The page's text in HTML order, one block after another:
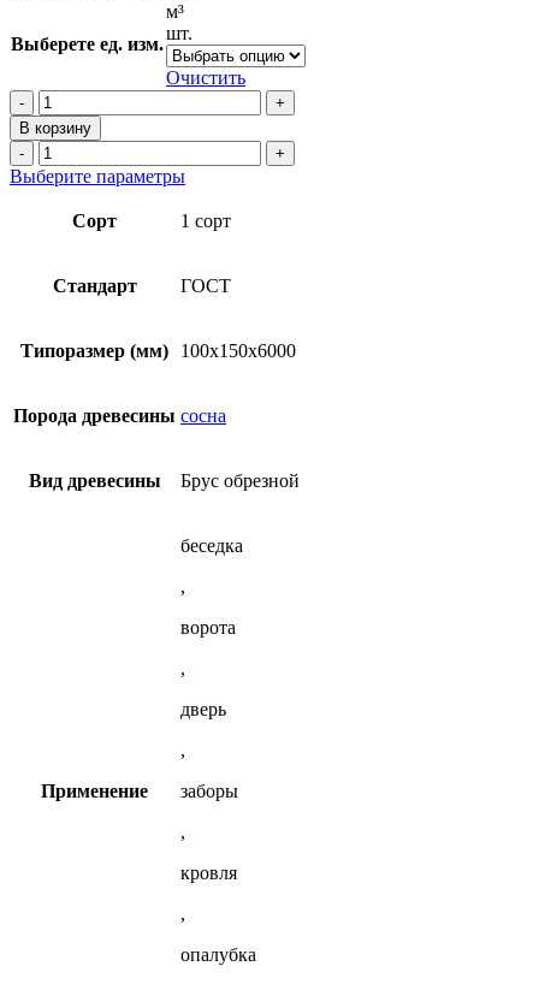
500₽
–
17
500₽
Выберете ед. изм.
м³
шт.
Очистить
Количество
товара
Брус
обрезной
100х150х6000
сосны
В корзину
Количество
товара
Брус
обрезной
100х150х6000
сосны
(ГОСТ)
Выберите параметрыЭтот
имеет
Опции
на
Сорт 1 сорт
Стандарт ГОСТ
Типоразмер (мм) 100x150x6000
Порода древесины сосна
Вид древесины Брус обрезной
Применение
беседка
,
ворота
,
дверь
,
заборы
,
кровля
,
опалубка